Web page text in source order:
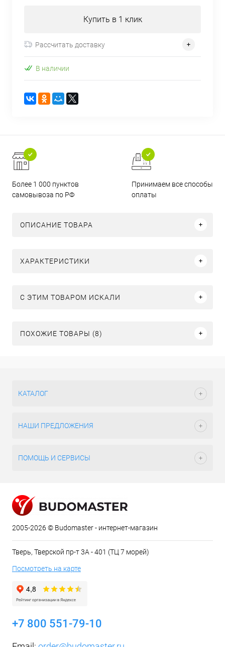
Купить в 1 клик
Рассчитать доставку
В наличии
Более 1 000 пунктов
самовывоза по РФ
Принимаем все способы
оплаты
ОПИСАНИЕ ТОВАРА
ХАРАКТЕРИСТИКИ
C ЭТИМ ТОВАРОМ ИСКАЛИ
ПОХОЖИЕ ТОВАРЫ (8)
КАТАЛОГ
НАШИ ПРЕДЛОЖЕНИЯ
ПОМОЩЬ И СЕРВИСЫ
2005-2026 © Budomaster - интернет-магазин
Тверь, Тверской пр-т 3А - 401 (ТЦ 7 морей)
Посмотреть на карте
+7 800 551-79-10